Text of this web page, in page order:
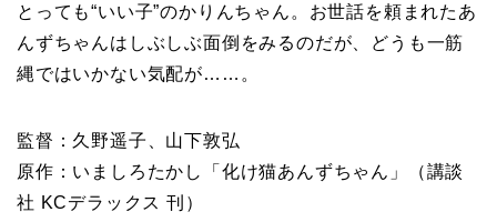
とっても“いい子”のかりんちゃん。お世話を頼まれたあ
んずちゃんはしぶしぶ面倒をみるのだが、どうも一筋
縄ではいかない気配が……。
監督：久野遥子、山下敦弘
原作：いましろたかし「化け猫あんずちゃん」（講談
社 KCデラックス 刊）